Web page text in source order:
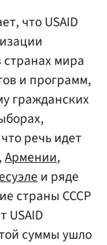
что USAID
странах мира
и программ,
гражданских
речь идет
,Армении,
и ряде
страны СССР
USAID
суммы ушло